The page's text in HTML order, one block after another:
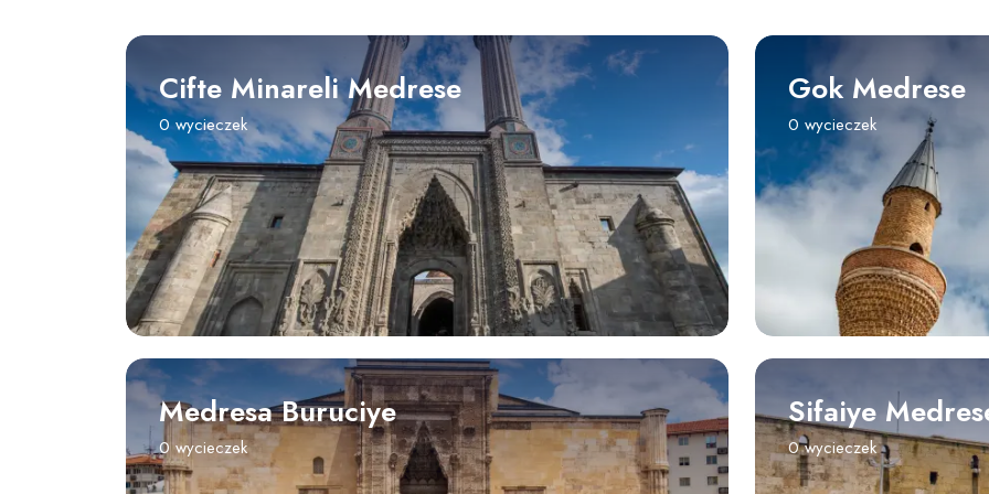
Cifte Minareli Medrese
0 wycieczek
Gok Medrese
0 wycieczek
Medresa Buruciye
0 wycieczek
Sifaiye
0 wycieczek